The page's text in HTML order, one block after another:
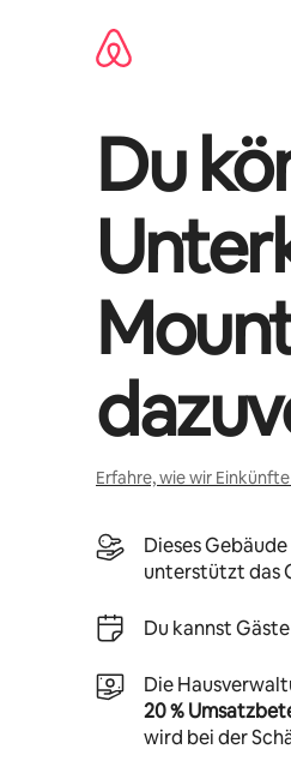
Du
Erfahre, wie wir
Dieses
unterstützt das
Du kannst
Die
20 %
wird bei der